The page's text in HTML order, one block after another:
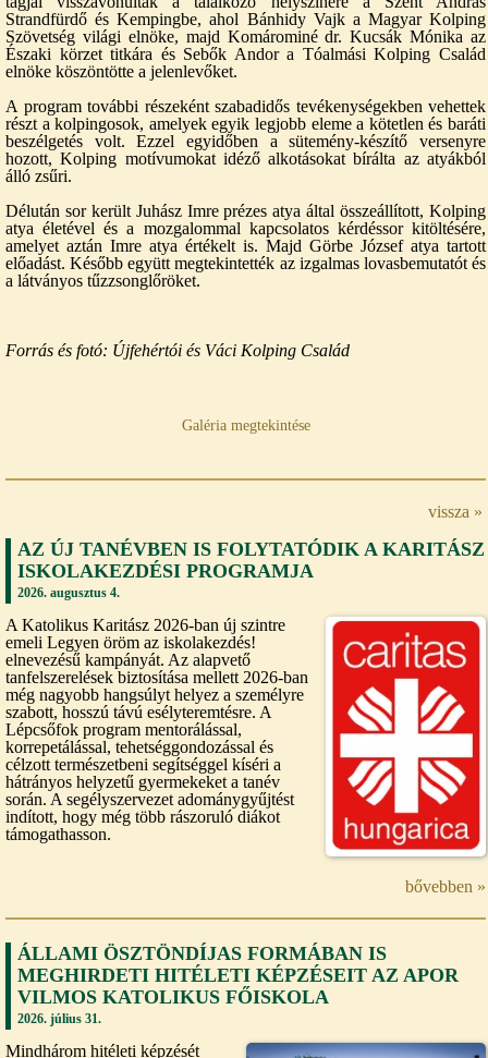
Strandfürdő és Kempingbe, ahol Bánhidy Vajk a Magyar Kolping
Szövetség világi elnöke, majd Komárominé dr. Kucsák Mónika az
Északi körzet titkára és Sebők Andor a Tóalmási Kolping Család
elnöke köszöntötte a jelenlevőket.
A program további részeként szabadidős tevékenységekben vehettek
részt a kolpingosok, amelyek egyik legjobb eleme a kötetlen és baráti
beszélgetés volt. Ezzel egyidőben a sütemény-készítő versenyre
hozott, Kolping motívumokat idéző alkotásokat bírálta az atyákból
álló zsűri.
Délután sor került Juhász Imre prézes atya által összeállított, Kolping
atya életével és a mozgalommal kapcsolatos kérdéssor kitöltésére,
amelyet aztán Imre atya értékelt is. Majd Görbe József atya tartott
előadást. Később együtt megtekintették az izgalmas lovasbemutatót és
a látványos tűzzsonglőröket.
Forrás és fotó: Újfehértói és Váci Kolping Család
Galéria megtekintése
vissza »
AZ ÚJ TANÉVBEN IS FOLYTATÓDIK A KARITÁSZ
ISKOLAKEZDÉSI PROGRAMJA
2026. augusztus 4.
A Katolikus Karitász 2026-ban új szintre
emeli Legyen öröm az iskolakezdés!
elnevezésű kampányát. Az alapvető
tanfelszerelések biztosítása mellett 2026-ban
még nagyobb hangsúlyt helyez a személyre
szabott, hosszú távú esélyteremtésre. A
Lépcsőfok program mentorálással,
korrepetálással, tehetséggondozással és
célzott természetbeni segítséggel kíséri a
hátrányos helyzetű gyermekeket a tanév
során. A segélyszervezet adománygyűjtést
indított, hogy még több rászoruló diákot
támogathasson.
bővebben »
ÁLLAMI ÖSZTÖNDÍJAS FORMÁBAN IS
MEGHIRDETI HITÉLETI KÉPZÉSEIT AZ APOR
VILMOS KATOLIKUS FŐISKOLA
2026. július 31.
Mindhárom hitéleti képzését